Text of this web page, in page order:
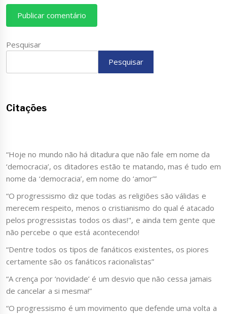
Pesquisar
Pesquisar
Citações
“Hoje no mundo não há ditadura que não fale em nome da
‘democracia’, os ditadores estão te matando, mas é tudo em
nome da ‘democracia’, em nome do ‘amor’”
“O progressismo diz que todas as religiões são válidas e
merecem respeito, menos o cristianismo do qual é atacado
pelos progressistas todos os dias!", e ainda tem gente que
não percebe o que está acontecendo!
“Dentre todos os tipos de fanáticos existentes, os piores
certamente são os fanáticos racionalistas”
“A crença por ‘novidade’ é um desvio que não cessa jamais
de cancelar a si mesma!”
“O progressismo é um movimento que defende uma volta a